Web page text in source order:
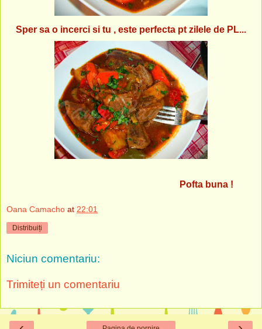
Sper sa o incerci si tu , este perfecta pt zilele de PL...
Pofta buna !
Oana Camacho at 22:01
Distribuiți
Niciun comentariu:
Trimiteți un comentariu